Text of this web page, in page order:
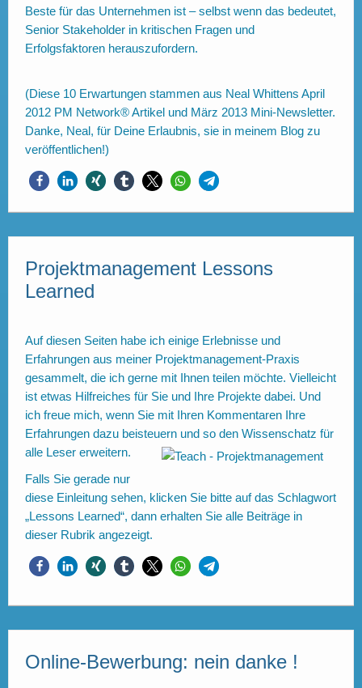
Beste für das Unternehmen ist – selbst wenn das bedeutet,
Senior Stakeholder in kritischen Fragen und
Erfolgsfaktoren herauszufordern.
(Diese 10 Erwartungen stammen aus Neal Whittens April
2012 PM Network® Artikel und März 2013 Mini-Newsletter.
Danke, Neal, für Deine Erlaubnis, sie in meinem Blog zu
veröffentlichen!)
Projektmanagement Lessons
Learned
Auf diesen Seiten habe ich einige Erlebnisse und
Erfahrungen aus meiner Projektmanagement-Praxis
gesammelt, die ich gerne mit Ihnen teilen möchte. Vielleicht
ist etwas Hilfreiches für Sie und Ihre Projekte dabei. Und
ich freue mich, wenn Sie mit Ihren Kommentaren Ihre
Erfahrungen dazu beisteuern und so den Wissenschatz für
alle Leser erweitern.
Falls Sie gerade nur
diese Einleitung sehen, klicken Sie bitte auf das Schlagwort
„Lessons Learned“, dann erhalten Sie alle Beiträge in
dieser Rubrik angezeigt.
Online-Bewerbung: nein danke !